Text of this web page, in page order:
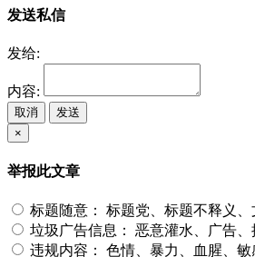
发送私信
发给:
内容:
取消
发送
×
举报此文章
标题随意： 标题党、标题不释义、
垃圾广告信息： 恶意灌水、广告
违规内容： 色情、暴力、血腥、